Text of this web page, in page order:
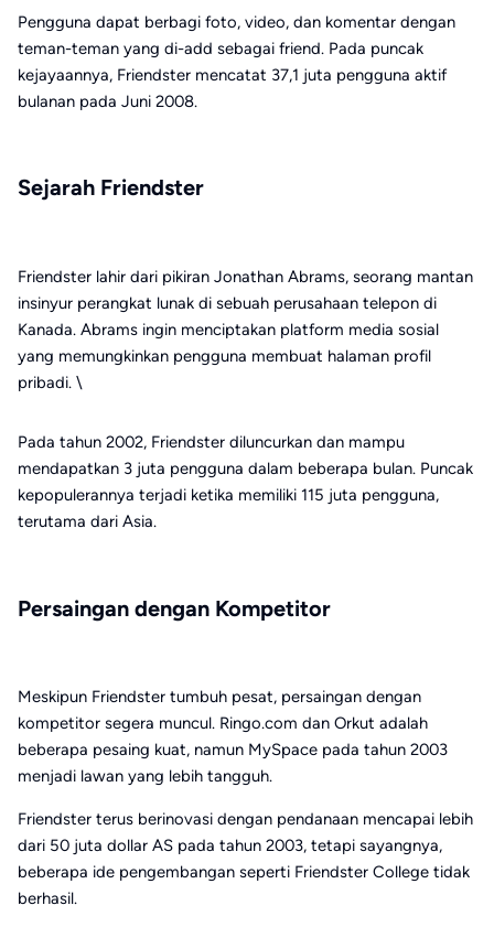
Pengguna dapat berbagi foto, video, dan komentar dengan
teman-teman yang di-add sebagai friend. Pada puncak
kejayaannya, Friendster mencatat 37,1 juta pengguna aktif
bulanan pada Juni 2008.
Sejarah Friendster
Friendster lahir dari pikiran Jonathan Abrams, seorang mantan
insinyur perangkat lunak di sebuah perusahaan telepon di
Kanada. Abrams ingin menciptakan platform media sosial
yang memungkinkan pengguna membuat halaman profil
pribadi. \
Pada tahun 2002, Friendster diluncurkan dan mampu
mendapatkan 3 juta pengguna dalam beberapa bulan. Puncak
kepopulerannya terjadi ketika memiliki 115 juta pengguna,
terutama dari Asia.
Persaingan dengan Kompetitor
Meskipun Friendster tumbuh pesat, persaingan dengan
kompetitor segera muncul. Ringo.com dan Orkut adalah
beberapa pesaing kuat, namun MySpace pada tahun 2003
menjadi lawan yang lebih tangguh.
Friendster terus berinovasi dengan pendanaan mencapai lebih
dari 50 juta dollar AS pada tahun 2003, tetapi sayangnya,
beberapa ide pengembangan seperti Friendster College tidak
berhasil.